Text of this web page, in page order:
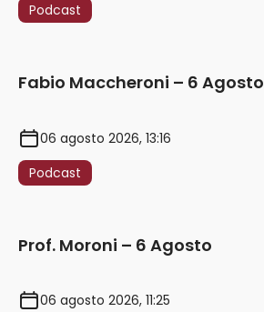
Podcast
Fabio Maccheroni – 6 Agosto
06 agosto 2026, 13:16
Podcast
Prof. Moroni – 6 Agosto
06 agosto 2026, 11:25